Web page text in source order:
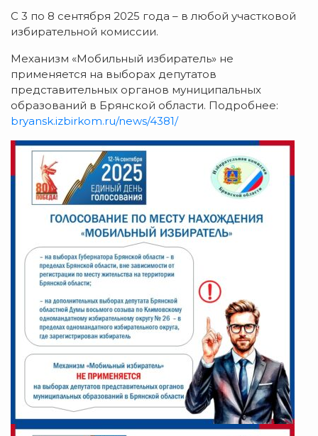
С 3 по 8 сентября 2025 года – в любой участковой
избирательной комиссии.
Механизм «Мобильный избиратель» не
применяется на выборах депутатов
представительных органов муниципальных
образований в Брянской области. Подробнее:
bryansk.izbirkom.ru/news/4381/